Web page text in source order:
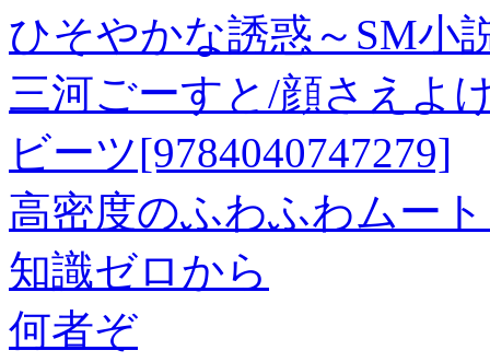
ひそやかな誘惑～SM小
三河ごーすと/顔さえよ
ビーツ[9784040747279]
高密度のふわふわムー
知識ゼロから
何者ぞ